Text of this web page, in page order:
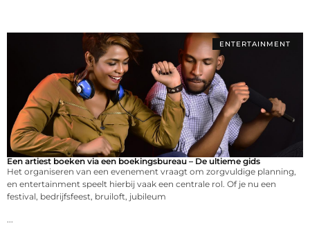
ENTERTAINMENT
Een artiest boeken via een boekingsbureau – De ultieme gids
Het organiseren van een evenement vraagt om zorgvuldige planning,
en entertainment speelt hierbij vaak een centrale rol. Of je nu een
festival, bedrijfsfeest, bruiloft, jubileum